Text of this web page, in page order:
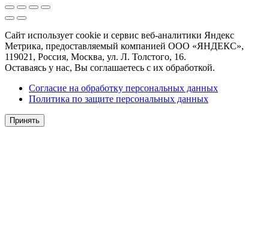
Сайт использует cookie и сервис веб-аналитики Яндекс
Метрика, предоставляемый компанией ООО «ЯНДЕКС»,
119021, Россия, Москва, ул. Л. Толстого, 16.
Оставаясь у нас, Вы соглашаетесь с их обработкой.
Согласие на обработку персональных данных
Политика по защите персональных данных
Принять